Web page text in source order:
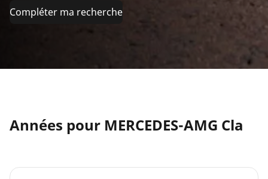
Compléter ma recherche
Années pour MERCEDES-AMG Cla